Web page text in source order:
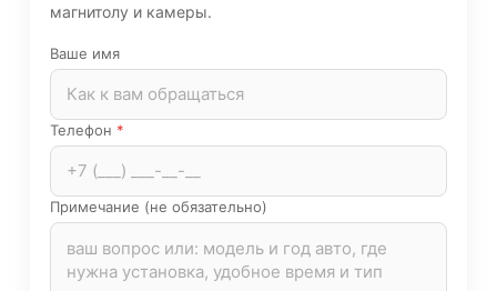
магнитолу и камеры.
Ваше имя
Телефон *
Примечание (не обязательно)